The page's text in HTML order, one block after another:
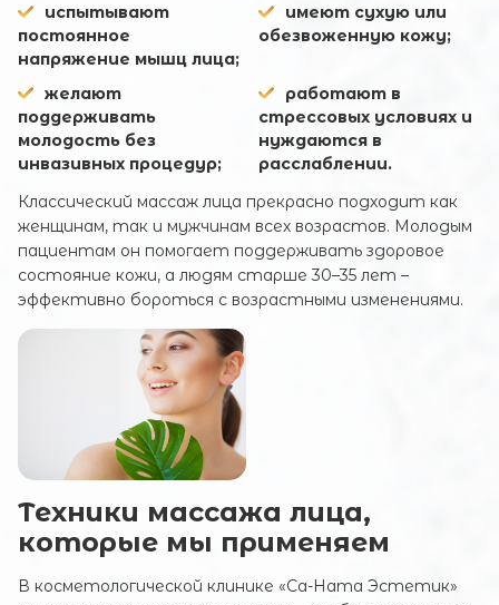
испытывают
постоянное
напряжение мышц лица;
имеют сухую или
обезвоженную кожу;
желают
поддерживать
молодость без
инвазивных процедур;
работают в
стрессовых условиях и
нуждаются в
расслаблении.
Классический массаж лица прекрасно подходит как
женщинам, так и мужчинам всех возрастов. Молодым
пациентам он помогает поддерживать здоровое
состояние кожи, а людям старше 30–35 лет –
эффективно бороться с возрастными изменениями.
Техники массажа лица,
которые мы применяем
В косметологической клинике «Са-Ната Эстетик»